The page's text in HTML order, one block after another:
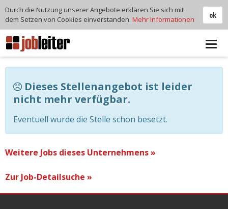
Dieses Stellenangebot ist leider
nicht mehr verfügbar.
Eventuell wurde die Stelle schon besetzt.
Weitere Jobs dieses Unternehmens »
Zur Job-Detailsuche »
ok
Durch die Nutzung unserer Angebote erklären Sie sich mit
dem Setzen von Cookies einverstanden. Mehr Informationen